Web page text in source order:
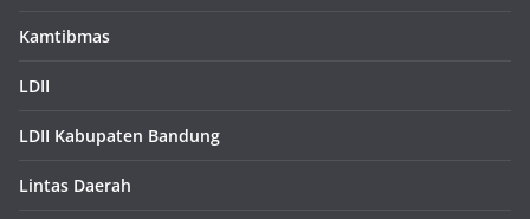
Kamtibmas
LDII
LDII Kabupaten Bandung
Lintas Daerah